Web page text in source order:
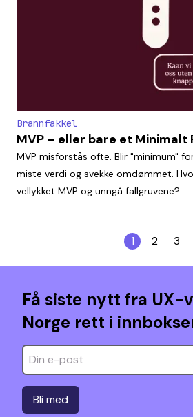
Brannfakkel
MVP – eller bare et Minimalt
MVP misforstås ofte. Blir "minimum"
miste verdi og svekke omdømmet.
vellykket MVP og unngå fallgruvene?
1 2 3
Få siste nytt fra UX-
Norge rett i
Bli med